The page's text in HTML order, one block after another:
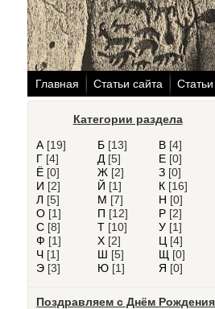
Главная Статьи сайта
Категории раздела
А [19] Б [13] В [4]
Г [4] Д [5] Е [0]
Ё [0] Ж [2] З [0]
И [2] Й [1] К [16]
Л [5] М [7] Н [0]
О [1] П [12] Р [2]
С [8] Т [10] У [1]
Ф [1] Х [2] Ц [4]
Ч [1] Ш [5] Щ [0]
Э [3] Ю [1] Я [0]
Поздравляем с Днём